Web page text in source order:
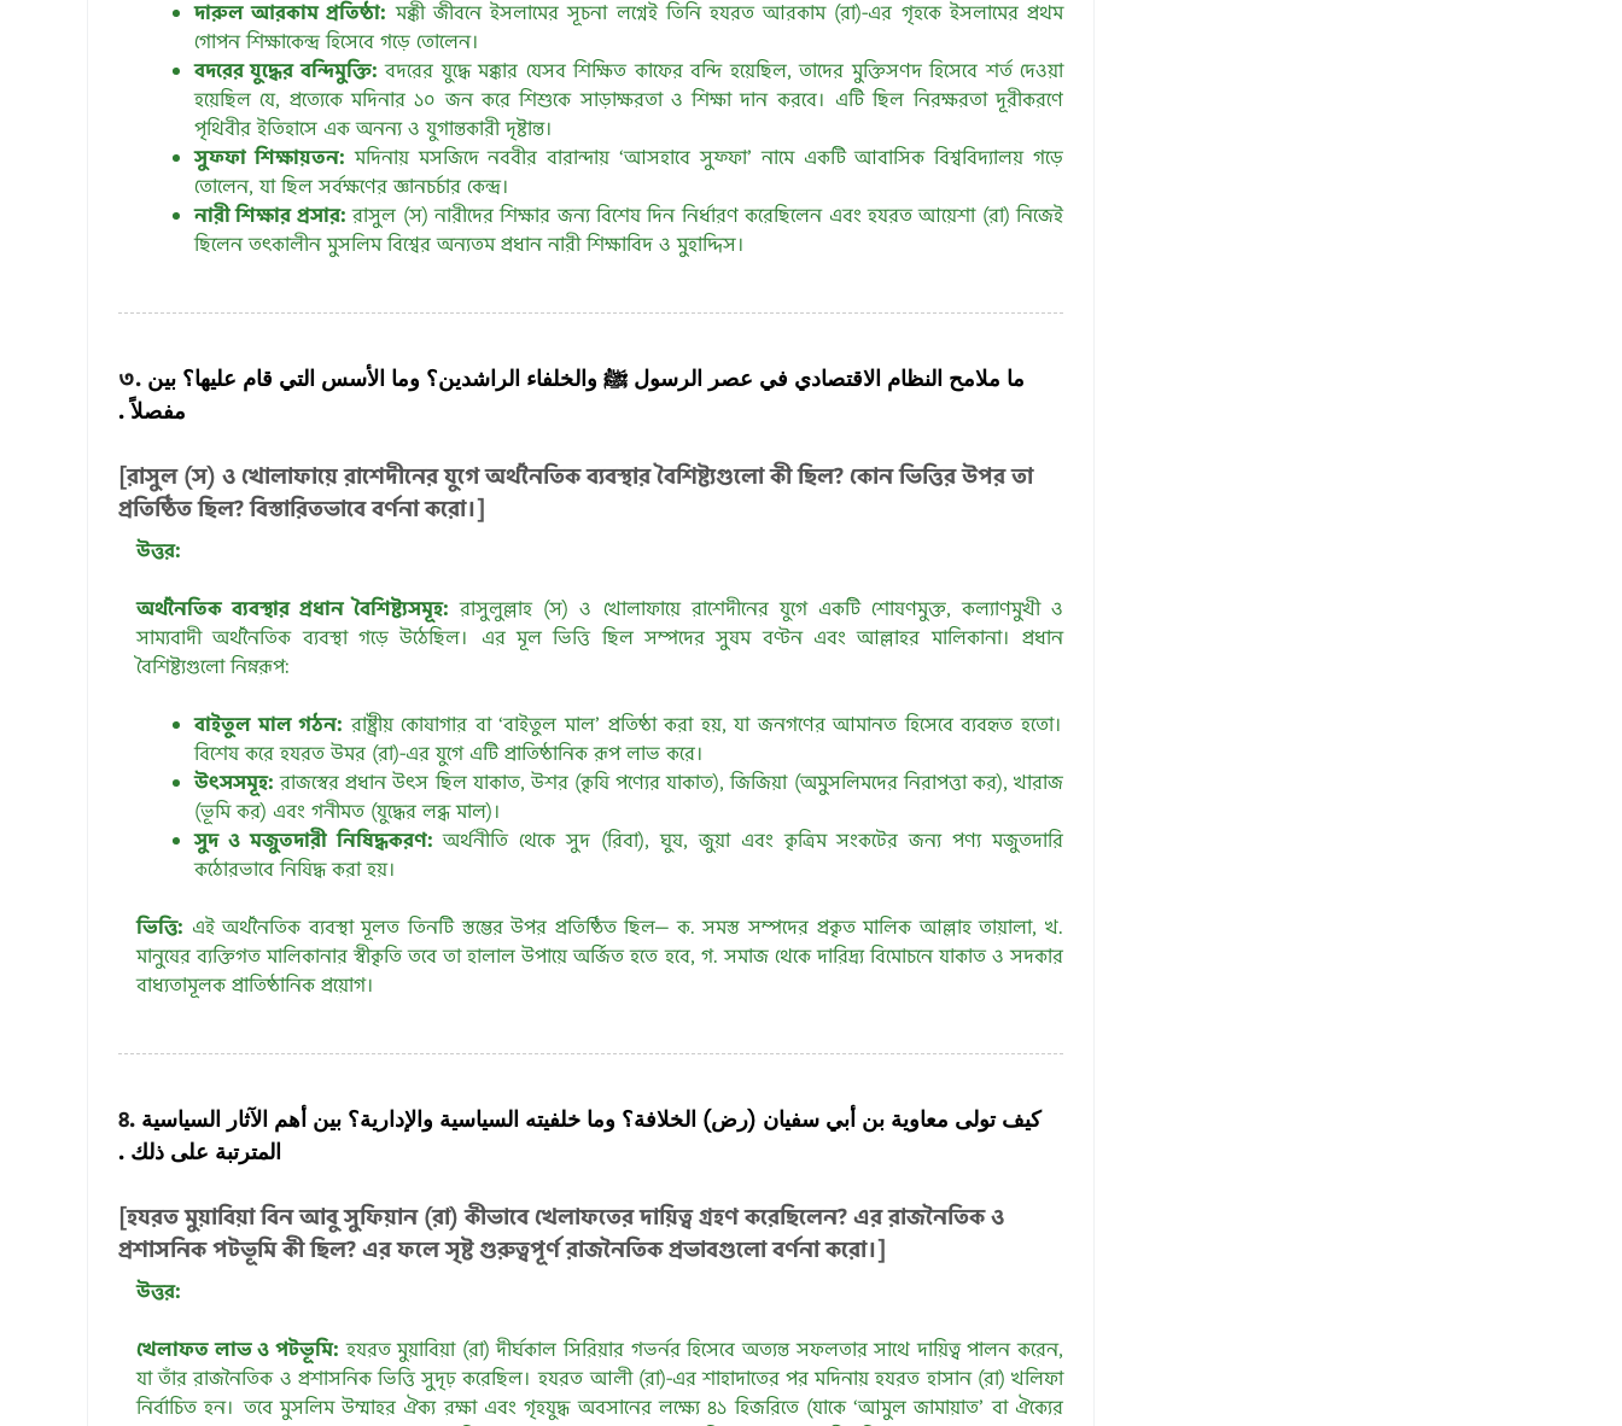
দারুল আরকাম প্রতিষ্ঠা: মক্কী জীবনে ইসলামের সূচনা লগ্নেই তিনি হযরত আরকাম (রা)-এর গৃহকে ইসলামের প্রথম
গোপন শিক্ষাকেন্দ্র হিসেবে গড়ে তোলেন।
বদরের যুদ্ধের বন্দিমুক্তি: বদরের যুদ্ধে মক্কার যেসব শিক্ষিত কাফের বন্দি হয়েছিল, তাদের মুক্তিসণদ হিসেবে শর্ত দেওয়া
হয়েছিল যে, প্রত্যেকে মদিনার ১০ জন করে শিশুকে সাড়াক্ষরতা ও শিক্ষা দান করবে। এটি ছিল নিরক্ষরতা দূরীকরণে
পৃথিবীর ইতিহাসে এক অনন্য ও যুগান্তকারী দৃষ্টান্ত।
সুফ্ফা শিক্ষায়তন: মদিনায় মসজিদে নববীর বারান্দায় ‘আসহাবে সুফ্ফা’ নামে একটি আবাসিক বিশ্ববিদ্যালয় গড়ে
তোলেন, যা ছিল সর্বক্ষণের জ্ঞানচর্চার কেন্দ্র।
নারী শিক্ষার প্রসার: রাসুল (স) নারীদের শিক্ষার জন্য বিশেষ দিন নির্ধারণ করেছিলেন এবং হযরত আয়েশা (রা) নিজেই
ছিলেন তৎকালীন মুসলিম বিশ্বের অন্যতম প্রধান নারী শিক্ষাবিদ ও মুহাদ্দিস।
৩. ما ملامح النظام الاقتصادي في عصر الرسول ﷺ والخلفاء الراشدين؟ وما الأسس التي قام عليها؟ بين
مفصلاً .
[রাসুল (স) ও খোলাফায়ে রাশেদীনের যুগে অর্থনৈতিক ব্যবস্থার বৈশিষ্ট্যগুলো কী ছিল? কোন ভিত্তির উপর তা
প্রতিষ্ঠিত ছিল? বিস্তারিতভাবে বর্ণনা করো।]
উত্তর:
অর্থনৈতিক ব্যবস্থার প্রধান বৈশিষ্ট্যসমূহ: রাসুলুল্লাহ (স) ও খোলাফায়ে রাশেদীনের যুগে একটি শোষণমুক্ত, কল্যাণমুখী ও
সাম্যবাদী অর্থনৈতিক ব্যবস্থা গড়ে উঠেছিল। এর মূল ভিত্তি ছিল সম্পদের সুষম বণ্টন এবং আল্লাহর মালিকানা। প্রধান
বৈশিষ্ট্যগুলো নিম্নরূপ:
বাইতুল মাল গঠন: রাষ্ট্রীয় কোষাগার বা ‘বাইতুল মাল’ প্রতিষ্ঠা করা হয়, যা জনগণের আমানত হিসেবে ব্যবহৃত হতো।
বিশেষ করে হযরত উমর (রা)-এর যুগে এটি প্রাতিষ্ঠানিক রূপ লাভ করে।
উৎসসমূহ: রাজস্বের প্রধান উৎস ছিল যাকাত, উশর (কৃষি পণ্যের যাকাত), জিজিয়া (অমুসলিমদের নিরাপত্তা কর), খারাজ
(ভূমি কর) এবং গনীমত (যুদ্ধের লব্ধ মাল)।
সুদ ও মজুতদারী নিষিদ্ধকরণ: অর্থনীতি থেকে সুদ (রিবা), ঘুষ, জুয়া এবং কৃত্রিম সংকটের জন্য পণ্য মজুতদারি
কঠোরভাবে নিষিদ্ধ করা হয়।
ভিত্তি: এই অর্থনৈতিক ব্যবস্থা মূলত তিনটি স্তম্ভের উপর প্রতিষ্ঠিত ছিল— ক. সমস্ত সম্পদের প্রকৃত মালিক আল্লাহ তায়ালা, খ.
মানুষের ব্যক্তিগত মালিকানার স্বীকৃতি তবে তা হালাল উপায়ে অর্জিত হতে হবে, গ. সমাজ থেকে দারিদ্র্য বিমোচনে যাকাত ও সদকার
বাধ্যতামূলক প্রাতিষ্ঠানিক প্রয়োগ।
৪. كيف تولى معاوية بن أبي سفيان (رض) الخلافة؟ وما خلفيته السياسية والإدارية؟ بين أهم الآثار السياسية
المترتبة على ذلك .
[হযরত মুয়াবিয়া বিন আবু সুফিয়ান (রা) কীভাবে খেলাফতের দায়িত্ব গ্রহণ করেছিলেন? এর রাজনৈতিক ও
প্রশাসনিক পটভূমি কী ছিল? এর ফলে সৃষ্ট গুরুত্বপূর্ণ রাজনৈতিক প্রভাবগুলো বর্ণনা করো।]
উত্তর:
খেলাফত লাভ ও পটভূমি: হযরত মুয়াবিয়া (রা) দীর্ঘকাল সিরিয়ার গভর্নর হিসেবে অত্যন্ত সফলতার সাথে দায়িত্ব পালন করেন,
যা তাঁর রাজনৈতিক ও প্রশাসনিক ভিত্তি সুদৃঢ় করেছিল। হযরত আলী (রা)-এর শাহাদাতের পর মদিনায় হযরত হাসান (রা) খলিফা
নির্বাচিত হন। তবে মুসলিম উম্মাহর ঐক্য রক্ষা এবং গৃহযুদ্ধ অবসানের লক্ষ্যে ৪১ হিজরিতে (যাকে ‘আমুল জামায়াত’ বা ঐক্যের